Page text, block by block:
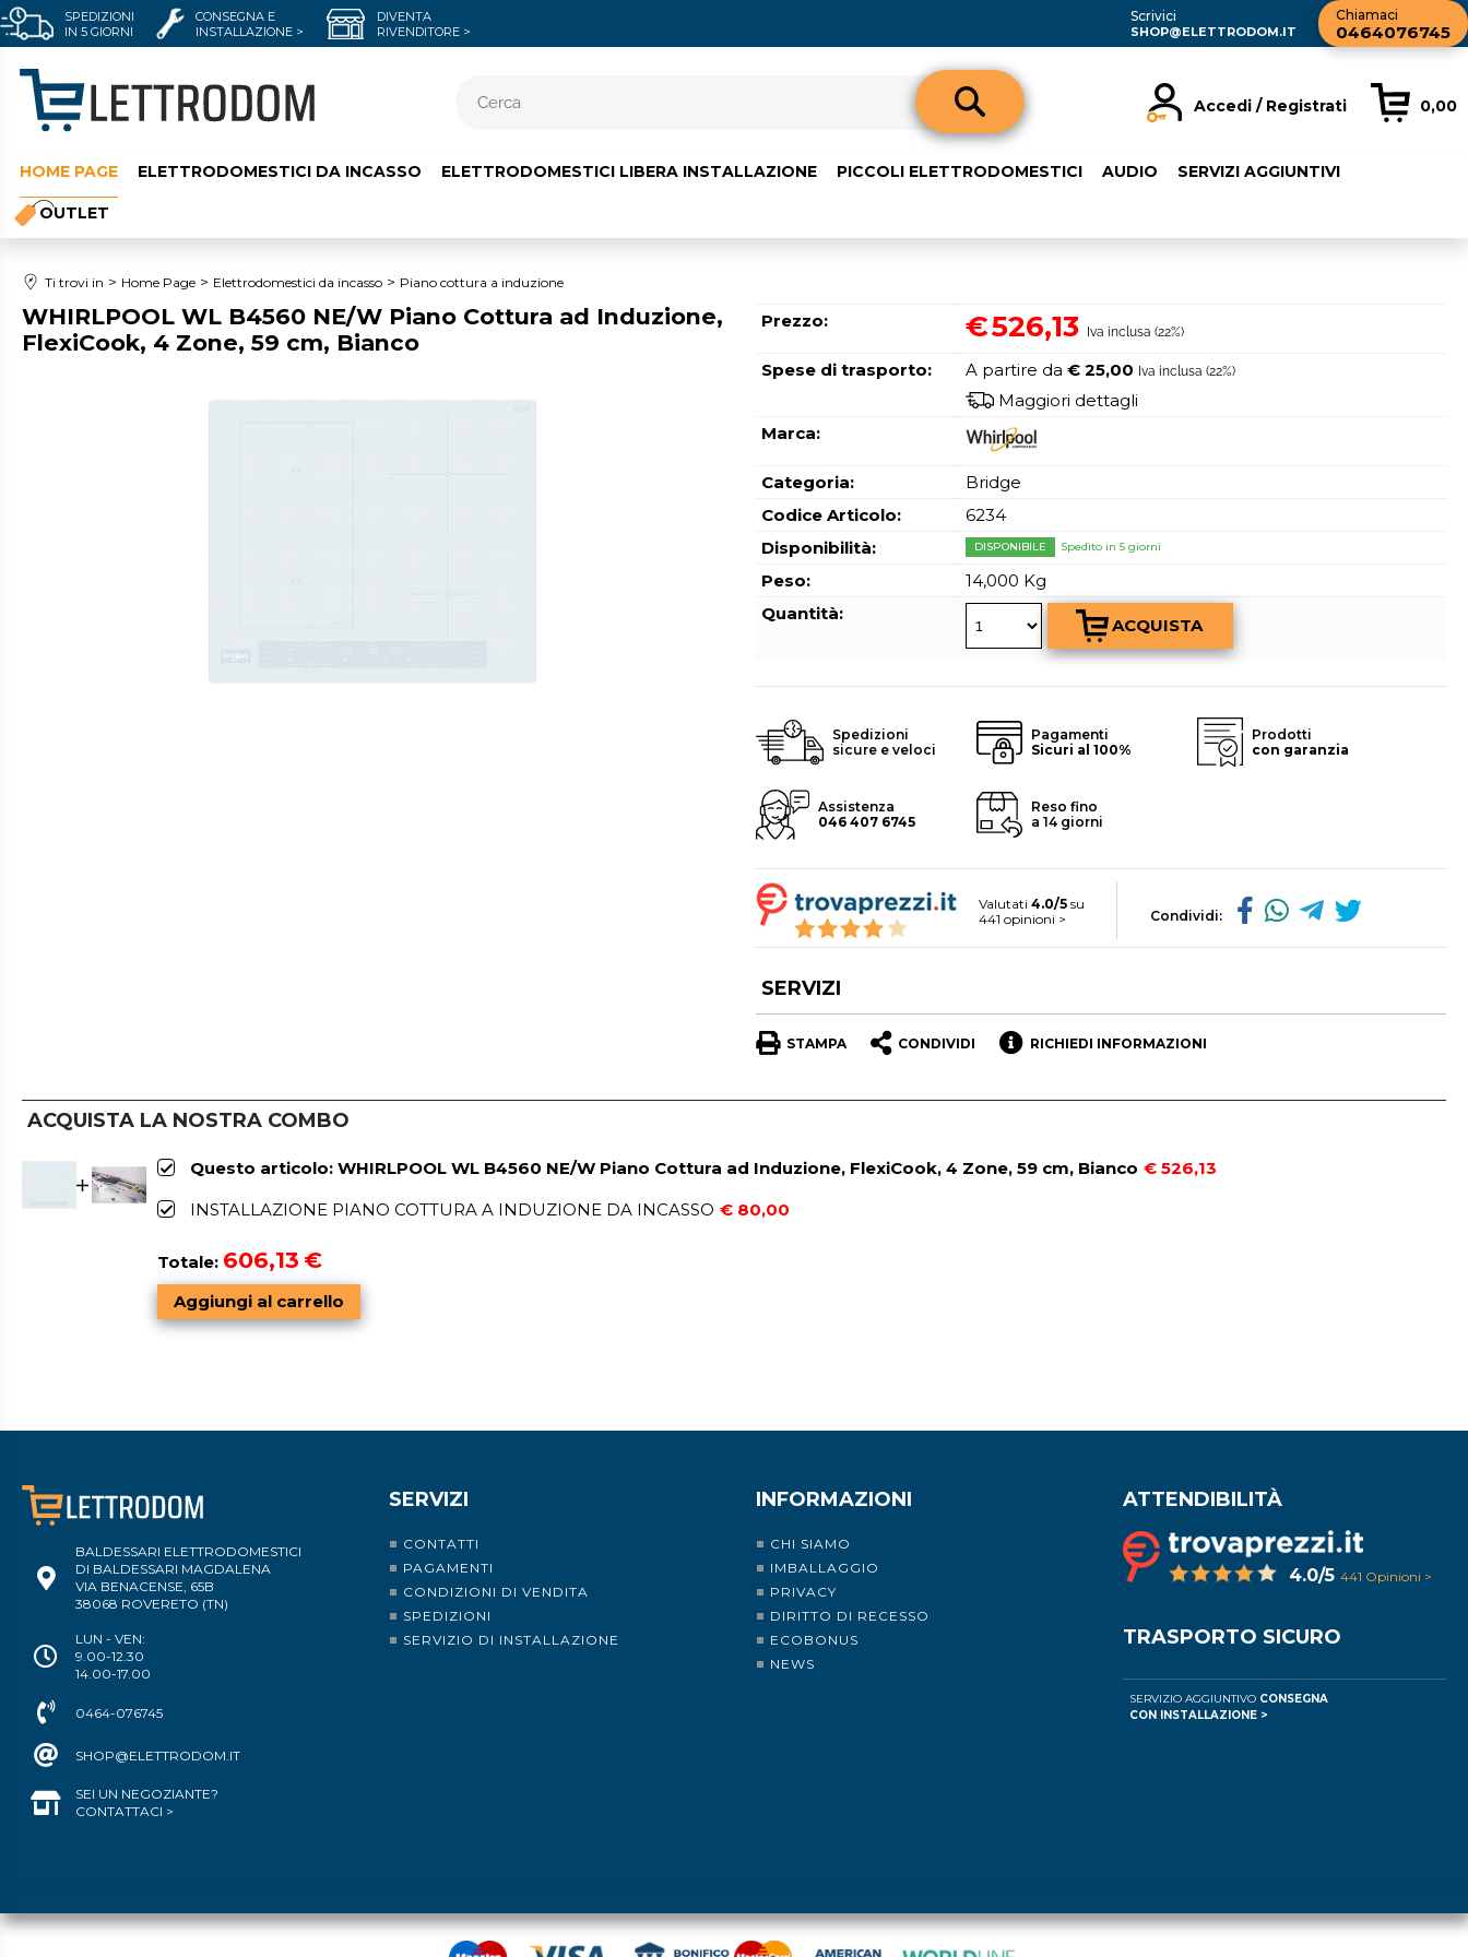
SPEDIZIONI
IN 5 GIORNI
CONSEGNA E
INSTALLAZIONE >
DIVENTA
RIVENDITORE >
Scrivici
SHOP@ELETTRODOM.IT
Chiamaci
0464076745
Accedi / Registrati
clicca sul pulsante "Accedi"
Password:
Hai perso la password?
"Registrati"
0,00
HOME PAGE ELETTRODOMESTICI DA INCASSO ELETTRODOMESTICI LIBERA INSTALLAZIONE PICCOLI ELETTRODOMESTICI AUDIO SERVIZI AGGIUNTIVI
OUTLET
Ti trovi in Home Page Elettrodomestici da incasso Piano cottura a induzione
WHIRLPOOL WL B4560 NE/W Piano Cottura ad Induzione,
FlexiCook, 4 Zone, 59 cm, Bianco
Prezzo: €526,13 Iva inclusa (22%)
Spese di trasporto: A partire da € 25,00 Iva inclusa (22%)
Maggiori dettagli
Marca:
Categoria:
Bridge
Codice Articolo:
6234
Disponibilità:
DISPONIBILE Spedito in 5 giorni
Peso:
14,000 Kg
Quantità:
Spedizioni
sicure e veloci
Pagamenti
Sicuri al 100%
Prodotti
con garanzia
Assistenza
046 407 6745
Reso fino
a 14 giorni
Valutati 4.0/5 su
441 opinioni >
Condividi:
SERVIZI
STAMPA CONDIVIDI RICHIEDI INFORMAZIONI
ACQUISTA LA NOSTRA COMBO
Questo articolo: WHIRLPOOL WL B4560 NE/W Piano Cottura ad Induzione, FlexiCook, 4 Zone, 59 cm, Bianco € 526,13
INSTALLAZIONE PIANO COTTURA A INDUZIONE DA INCASSO € 80,00
Totale: 606,13 €
BALDESSARI ELETTRODOMESTICI
DI BALDESSARI MAGDALENA
VIA BENACENSE, 65B
38068 ROVERETO (TN)
LUN - VEN:
9.00-12.30
14.00-17.00
0464-076745
SHOP@ELETTRODOM.IT
SEI UN NEGOZIANTE?
CONTATTACI >
SERVIZI
CONTATTI
PAGAMENTI
CONDIZIONI DI VENDITA
SPEDIZIONI
SERVIZIO DI INSTALLAZIONE
INFORMAZIONI
CHI SIAMO
IMBALLAGGIO
PRIVACY
DIRITTO DI RECESSO
ECOBONUS
NEWS
ATTENDIBILITÀ
4.0/5 441 Opinioni >
TRASPORTO SICURO
SERVIZIO AGGIUNTIVO CONSEGNA
CON INSTALLAZIONE >